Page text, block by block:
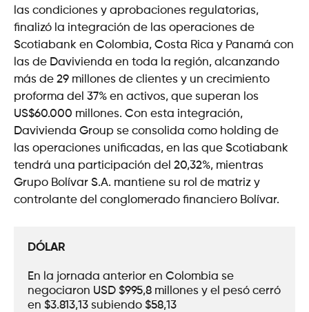
las condiciones y aprobaciones regulatorias,
finalizó la integración de las operaciones de
Scotiabank en Colombia, Costa Rica y Panamá con
las de Davivienda en toda la región, alcanzando
más de 29 millones de clientes y un crecimiento
proforma del 37% en activos, que superan los
US$60.000 millones. Con esta integración,
Davivienda Group se consolida como holding de
las operaciones unificadas, en las que Scotiabank
tendrá una participación del 20,32%, mientras
Grupo Bolívar S.A. mantiene su rol de matriz y
controlante del conglomerado financiero Bolívar.
DÓLAR
En la jornada anterior en Colombia se
negociaron USD $995,8 millones y el pesó cerró
en $3.813,13 subiendo $58,13